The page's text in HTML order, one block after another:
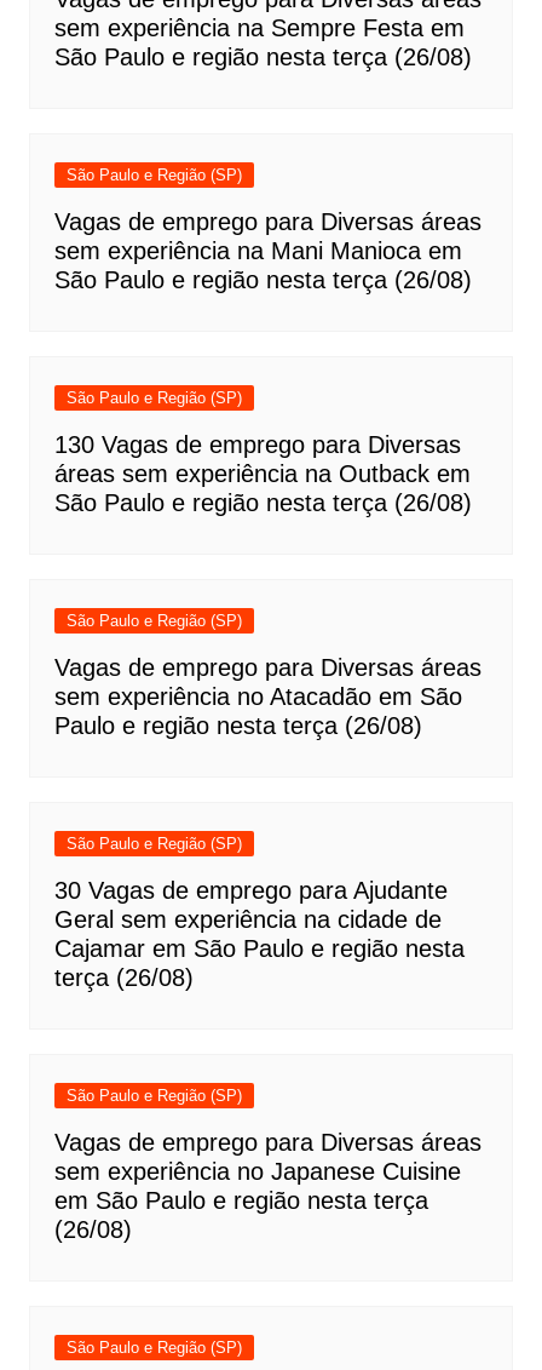
sem experiência na Sempre Festa em
São Paulo e região nesta terça (26/08)
São Paulo e Região (SP)
Vagas de emprego para Diversas áreas
sem experiência na Mani Manioca em
São Paulo e região nesta terça (26/08)
São Paulo e Região (SP)
130 Vagas de emprego para Diversas
áreas sem experiência na Outback em
São Paulo e região nesta terça (26/08)
São Paulo e Região (SP)
Vagas de emprego para Diversas áreas
sem experiência no Atacadão em São
Paulo e região nesta terça (26/08)
São Paulo e Região (SP)
30 Vagas de emprego para Ajudante
Geral sem experiência na cidade de
Cajamar em São Paulo e região nesta
terça (26/08)
São Paulo e Região (SP)
Vagas de emprego para Diversas áreas
sem experiência no Japanese Cuisine
em São Paulo e região nesta terça
(26/08)
São Paulo e Região (SP)